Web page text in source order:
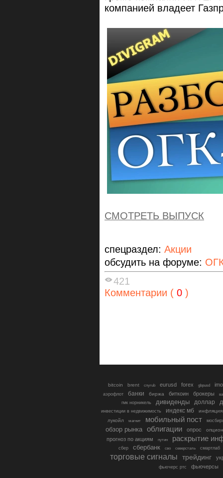
компанией владеет
СМОТРЕТЬ ВЫПУСК
спецраздел: Акции
обсудить на форуме:
421
Комментарии ( 0 )
bitcoin brent cnyrub eurusd forex gbpusd
аэрофлот банки биржа биткоин брокеры
гмк норникель
дивиденды доллар
инвестиции в недвижимость индекс мб
инфляция
лукойл
магнит мобильный пост
обзор рынка облигации опрос
прогноз по акциям путин раскрытие
сбер сбербанк сво северсталь смартлаб
торговые сигналы трейдинг
фьючерс ртс фьючерсы